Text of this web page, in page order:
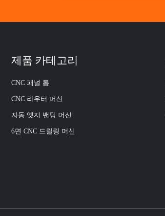
제품 카테고리
CNC 패널 톱
CNC 라우터 머신
자동 엣지 밴딩 머신
6면 CNC 드릴링 머신